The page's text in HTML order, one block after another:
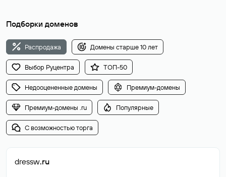
Подборки доменов
Распродажа Домены старше 10 лет
Выбор Руцентра ТОП-50
Недооцененные домены Премиум-домены
Премиум-домены .ru Популярные
С возможностью торга
dressw.ru